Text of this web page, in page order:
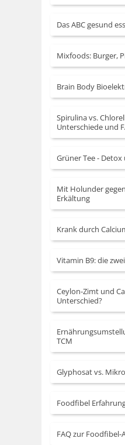
Das ABC gesund
Mixfoods: Burger,
Brain Body
Spirulina vs.
Unterschiede und
Grüner Tee -
Mit Holunder
Erkältung
Krank durch
Vitamin B9: die
Ceylon-Zimt und
Unterschied?
TCM
Glyphosat vs.
Foodfibel
FAQ zur Foodfibel-